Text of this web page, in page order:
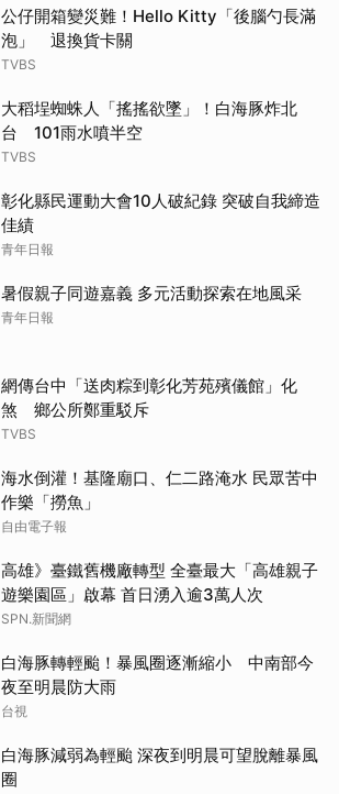
公仔開箱變災難！Hello Kitty「後腦勺長滿
泡」 退換貨卡關
TVBS
大稻埕蜘蛛人「搖搖欲墜」！白海豚炸北
台 101雨水噴半空
TVBS
彰化縣民運動大會10人破紀錄 突破自我締造
佳績
青年日報
暑假親子同遊嘉義 多元活動探索在地風采
青年日報
網傳台中「送肉粽到彰化芳苑殯儀館」化
煞 鄉公所鄭重駁斥
TVBS
海水倒灌！基隆廟口、仁二路淹水 民眾苦中
作樂「撈魚」
自由電子報
高雄》臺鐵舊機廠轉型 全臺最大「高雄親子
遊樂園區」啟幕 首日湧入逾3萬人次
SPN.新聞網
白海豚轉輕颱！暴風圈逐漸縮小 中南部今
夜至明晨防大雨
台視
白海豚減弱為輕颱 深夜到明晨可望脫離暴風
圈